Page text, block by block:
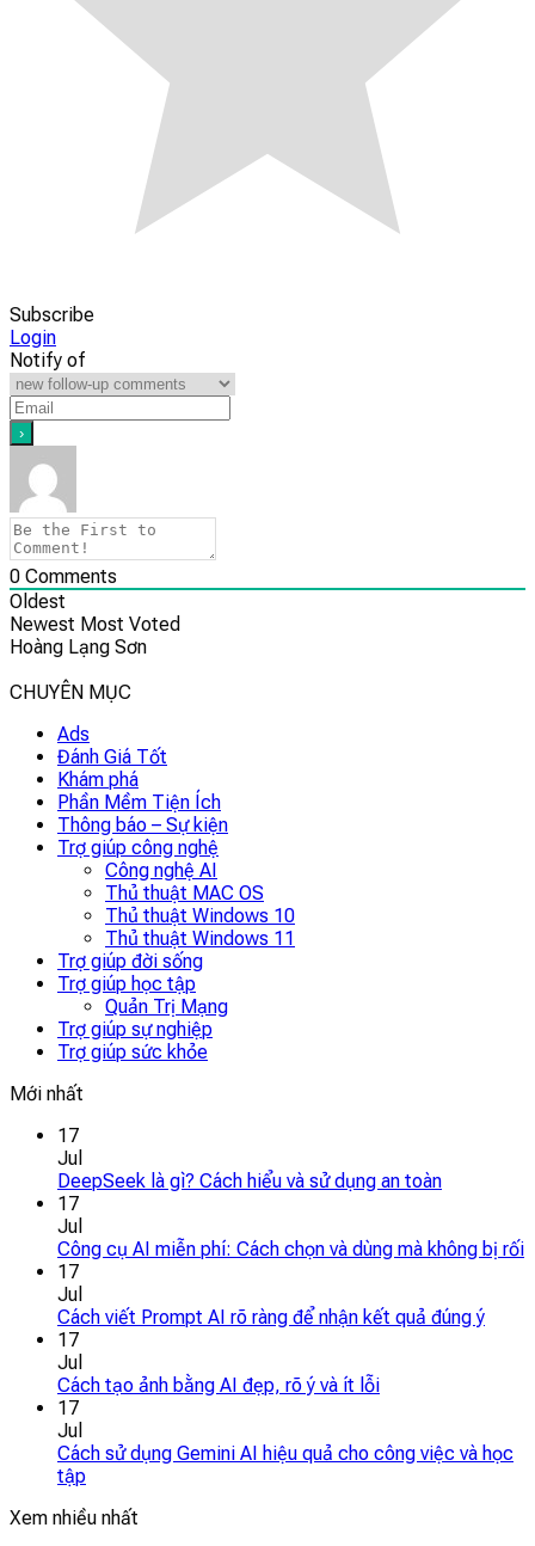
Subscribe
Login
Notify of
0 Comments
Oldest
Newest Most Voted
Hoàng Lạng Sơn
CHUYÊN MỤC
Ads
Đánh Giá Tốt
Khám phá
Phần Mềm Tiện Ích
Thông báo – Sự kiện
Trợ giúp công nghệ
Công nghệ AI
Thủ thuật MAC OS
Thủ thuật Windows 10
Thủ thuật Windows 11
Trợ giúp đời sống
Trợ giúp học tập
Quản Trị Mạng
Trợ giúp sự nghiệp
Trợ giúp sức khỏe
Mới nhất
17
Jul
DeepSeek là gì? Cách hiểu và sử dụng an toàn
17
Jul
Công cụ AI miễn phí: Cách chọn và dùng mà không bị rối
17
Jul
Cách viết Prompt AI rõ ràng để nhận kết quả đúng ý
17
Jul
Cách tạo ảnh bằng AI đẹp, rõ ý và ít lỗi
17
Jul
Cách sử dụng Gemini AI hiệu quả cho công việc và học
tập
Xem nhiều nhất